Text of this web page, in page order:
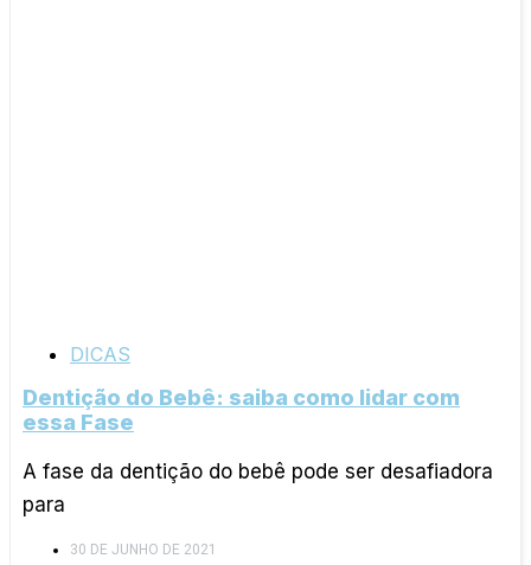
DICAS
Dentição do Bebê: saiba como lidar com
essa Fase
A fase da dentição do bebê pode ser desafiadora
para
30 DE JUNHO DE 2021